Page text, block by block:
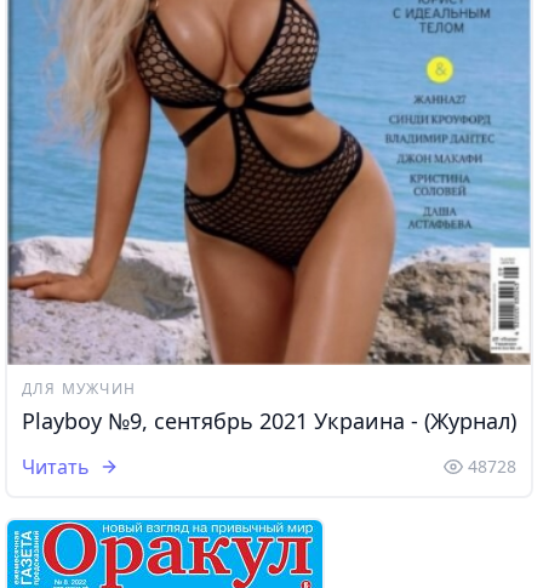
ДЛЯ МУЖЧИН
Playboy №9, сентябрь 2021 Украина - (Журнал)
Читать 48728